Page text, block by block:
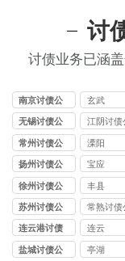
讨
讨债业务已涵
南京讨债公
司
玄武
无锡讨债公
司
江阴讨债
司
常州讨债公
司
溧阳
扬州讨债公
司
宝应
徐州讨债公
司
丰县
苏州讨债公
司
常熟讨债
司
连云港讨债
公司
连云
盐城讨债公
亭湖